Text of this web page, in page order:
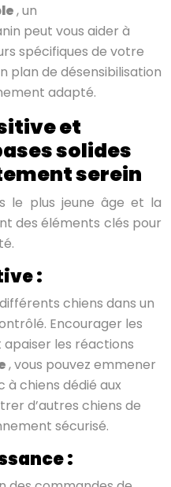
, un
peut vous aider à
spécifiques de votre
plan de désensibilisation
adapté.
et
solides
serein
le plus jeune âge et la
des éléments clés pour
:
chiens dans un
Encourager les
les réactions
, vous pouvez emmener
chiens dédié aux
d’autres chiens de
sécurisé.
: